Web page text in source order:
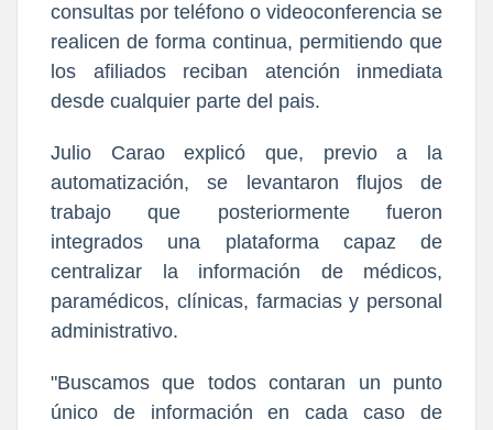
consultas por teléfono o videoconferencia se
realicen de forma continua, permitiendo que
los afiliados reciban atención inmediata
desde cualquier parte del pais.
Julio Carao explicó que, previo a la
automatización, se levantaron flujos de
trabajo que posteriormente fueron
integrados una plataforma capaz de
centralizar la información de médicos,
paramédicos, clínicas, farmacias y personal
administrativo.
"Buscamos que todos contaran un punto
único de información en cada caso de